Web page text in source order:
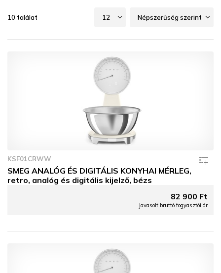
10 találat
KSF01CRWW
SMEG ANALÓG ÉS DIGITÁLIS KONYHAI MÉRLEG,
retro, analóg és digitális kijelző, bézs
82 900 Ft
Javasolt bruttó fogyasztói ár